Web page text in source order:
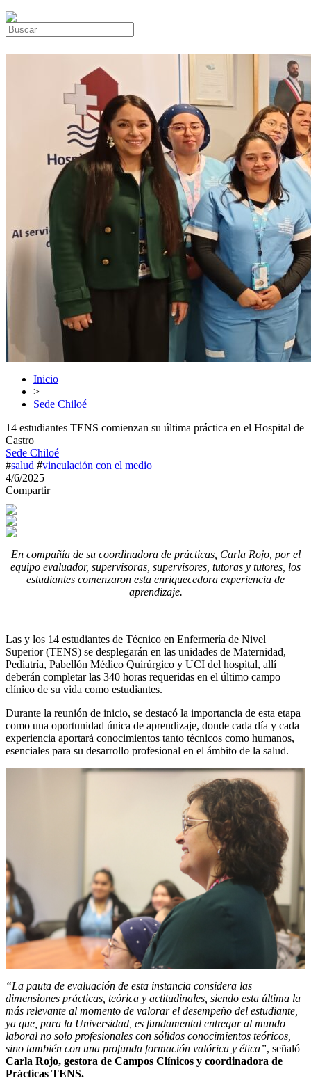
Inicio
>
Sede Chiloé
14 estudiantes TENS comienzan su última práctica en el Hospital de
Castro
Sede Chiloé
#salud #vinculación con el medio
4/6/2025
Compartir
En compañía de su coordinadora de prácticas, Carla Rojo, por el
equipo evaluador, supervisoras, supervisores, tutoras y tutores, los
estudiantes comenzaron esta enriquecedora experiencia de
aprendizaje.
Las y los 14 estudiantes de Técnico en Enfermería de Nivel
Superior (TENS) se desplegarán en las unidades de Maternidad,
Pediatría, Pabellón Médico Quirúrgico y UCI del hospital, allí
deberán completar las 340 horas requeridas en el último campo
clínico de su vida como estudiantes.
Durante la reunión de inicio, se destacó la importancia de esta etapa
como una oportunidad única de aprendizaje, donde cada día y cada
experiencia aportará conocimientos tanto técnicos como humanos,
esenciales para su desarrollo profesional en el ámbito de la salud.
“La pauta de evaluación de esta instancia considera las
dimensiones prácticas, teórica y actitudinales, siendo esta última la
más relevante al momento de valorar el desempeño del estudiante,
ya que, para la Universidad, es fundamental entregar al mundo
laboral no solo profesionales con sólidos conocimientos teóricos,
sino también con una profunda formación valórica y ética”, señaló
Carla Rojo, gestora de Campos Clínicos y coordinadora de
Prácticas TENS.